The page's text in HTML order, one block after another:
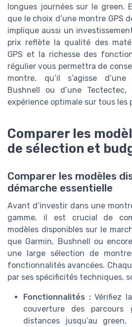
longues journées sur le green.
que le choix d’une montre GPS
implique aussi un
prix reflète la qualité des
GPS et la richesse des
régulier vous permettra de
montre, qu’il s’agisse d’une
Bushnell ou d’une
expérience optimale sur tous les
Comparer les
de sélection et
Comparer les modèles
démarche essentielle
Avant d’investir dans une
gamme, il est crucial de
modèles disponibles sur le
que Garmin, Bushnell ou
une large sélection de
fonctionnalités avancées.
par ses spécificités techniques,
Fonctionnalités :Vérifiez
couverture des
distances jusqu’au